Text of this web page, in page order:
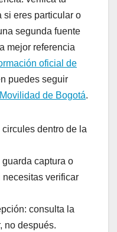
si eres particular o
segunda fuente
mejor referencia
oficial de
puedes seguir
de Bogotá.
dentro de la
captura o
necesitas verificar
consulta la
no después.